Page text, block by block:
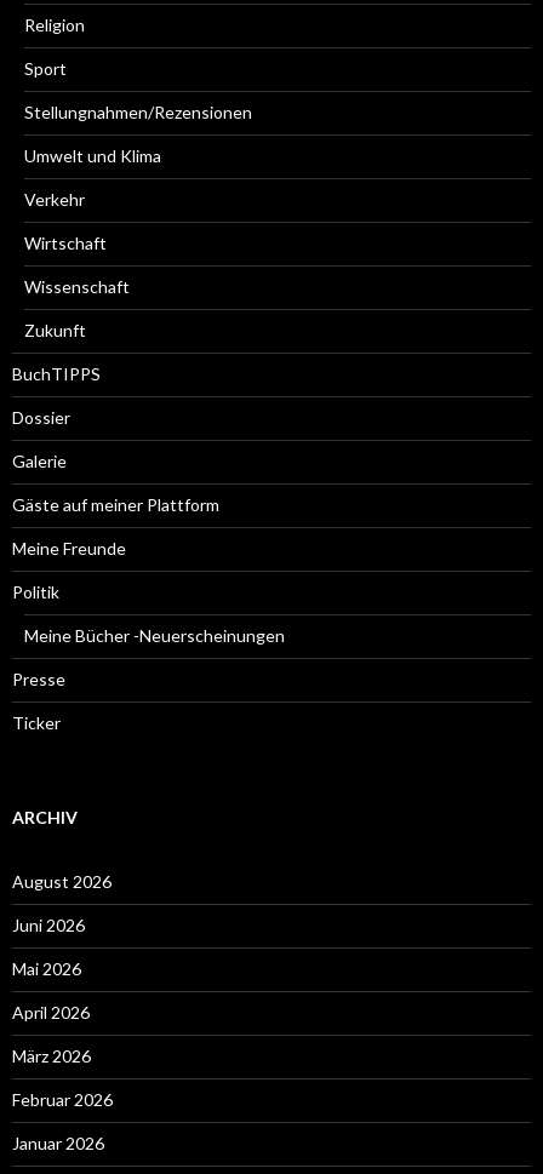
Religion
Sport
Stellungnahmen/Rezensionen
Umwelt und Klima
Verkehr
Wirtschaft
Wissenschaft
Zukunft
BuchTIPPS
Dossier
Galerie
Gäste auf meiner Plattform
Meine Freunde
Politik
Meine Bücher -Neuerscheinungen
Presse
Ticker
ARCHIV
August 2026
Juni 2026
Mai 2026
April 2026
März 2026
Februar 2026
Januar 2026